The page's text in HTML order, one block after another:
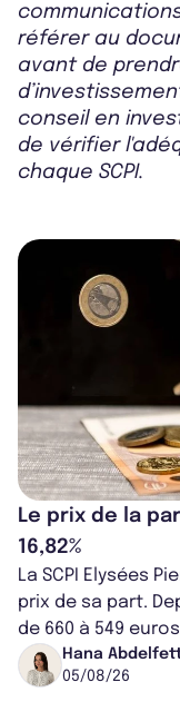
référer au
avant de
conseil en
de vérifier
chaque SCPI.
Le prix de la
16,82%
La SCPI Elysées
prix de sa part.
de 660 à 549
16,82%. Cette
Hana
05/08/26